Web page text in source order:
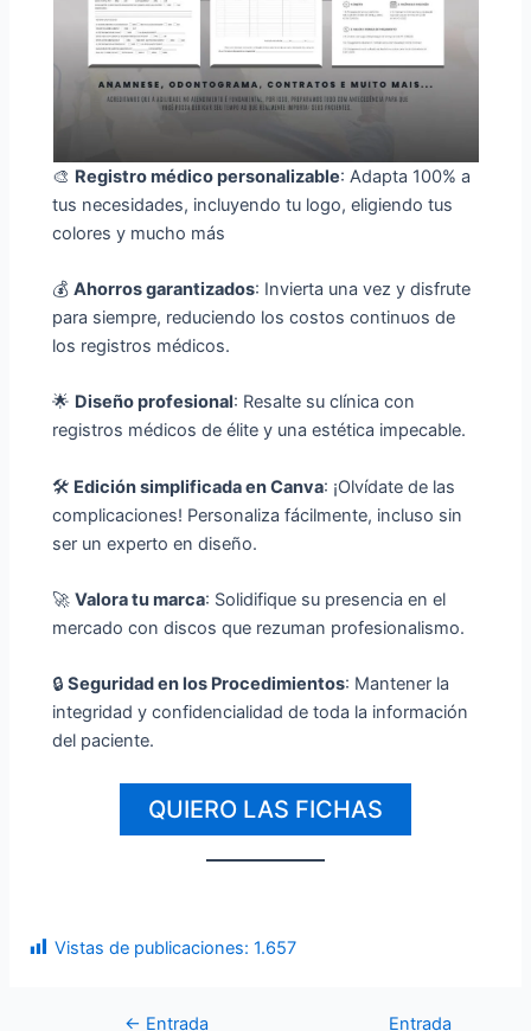
🎨 Registro médico personalizable: Adapta 100% a
tus necesidades, incluyendo tu logo, eligiendo tus
colores y mucho más
💰Ahorros garantizados: Invierta una vez y disfrute
para siempre, reduciendo los costos continuos de
los registros médicos.
🌟 Diseño profesional: Resalte su clínica con
registros médicos de élite y una estética impecable.
🛠️ Edición simplificada en Canva: ¡Olvídate de las
complicaciones! Personaliza fácilmente, incluso sin
ser un experto en diseño.
🚀Valora tu marca: Solidifique su presencia en el
mercado con discos que rezuman profesionalismo.
🔒Seguridad en los Procedimientos: Mantener la
integridad y confidencialidad de toda la información
del paciente.
QUIERO LAS FICHAS
Vistas de publicaciones: 1.657
← Entrada Entrada